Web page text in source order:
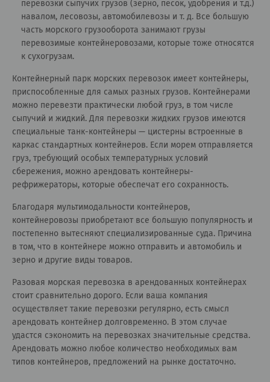
перевозки сыпучих грузов (зерно, песок, удобрения и т.д.)
навалом, лесовозы, автомобилевозы и т. д. Все большую
часть морского грузооборота занимают грузы
перевозимые контейнеровозами, которые тоже относятся
к сухогрузам.
Контейнерный парк морских перевозок имеет контейнеры,
приспособленные для самых разных грузов. Контейнерами
можно перевезти практически любой груз, в том числе
сыпучий и жидкий. Для перевозки жидких грузов имеются
специальные танк-контейнеры — цистерны встроенные в
каркас стандартных контейнеров. Если морем отправляется
груз, требующий особых температурных условий
сбережения, можно арендовать контейнеры-
рефрижераторы, которые обеспечат его сохранность.
Благодаря мультимодальности контейнеров,
контейнеровозы приобретают все большую популярность и
постепенно вытесняют специализированные суда. Причина
в том, что в контейнере можно отправить и автомобиль и
зерно и другие виды товаров.
Разовая морская перевозка в арендованных контейнерах
стоит сравнительно дорого. Если ваша компания
осуществляет такие перевозки регулярно, есть смысл
арендовать контейнер долговременно. В этом случае
удастся сэкономить на перевозках значительные средства.
Арендовать можно любое количество необходимых вам
типов контейнеров, предложений на рынке достаточно.